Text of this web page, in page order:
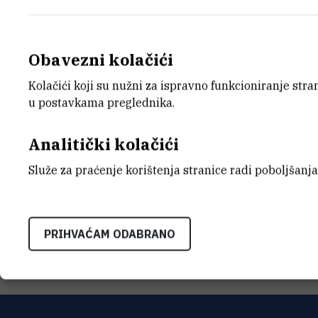
E-MAIL
bzinic@irb.hr
Obavezni kolačići
Kolačići koji su nužni za ispravno funkcioniranje
u postavkama preglednika.
Analitički kolačići
Služe za praćenje korištenja stranice radi
PRIHVAĆAM ODABRANO